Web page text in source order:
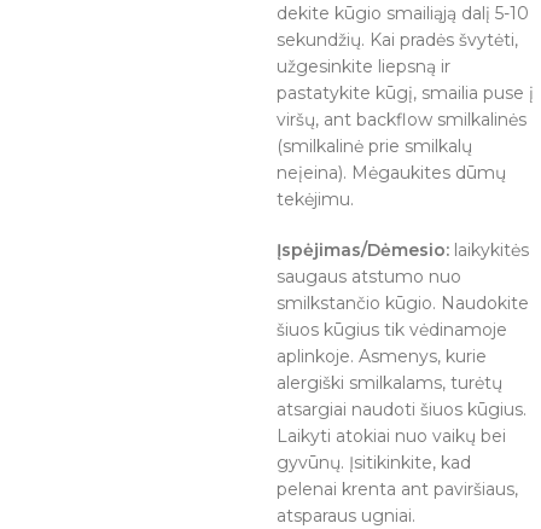
dekite kūgio smailiąją dalį 5-10
sekundžių. Kai pradės švytėti,
užgesinkite liepsną ir
pastatykite kūgį, smailia puse į
viršų, ant backflow smilkalinės
(smilkalinė prie smilkalų
neįeina). Mėgaukites dūmų
tekėjimu.
Įspėjimas/Dėmesio: laikykitės
saugaus atstumo nuo
smilkstančio kūgio. Naudokite
šiuos kūgius tik vėdinamoje
aplinkoje. Asmenys, kurie
alergiški smilkalams, turėtų
atsargiai naudoti šiuos kūgius.
Laikyti atokiai nuo vaikų bei
gyvūnų. Įsitikinkite, kad
pelenai krenta ant paviršiaus,
atsparaus ugniai.